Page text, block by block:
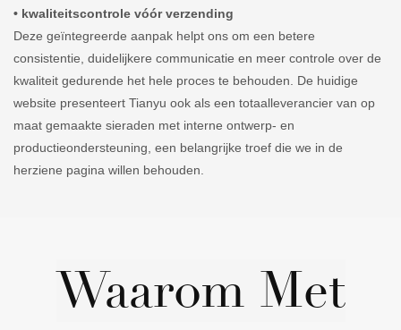
• kwaliteitscontrole vóór verzending
Deze geïntegreerde aanpak helpt ons om een ​​betere
consistentie, duidelijkere communicatie en meer controle over de
kwaliteit gedurende het hele proces te behouden. De huidige
website presenteert Tianyu ook als een totaalleverancier van op
maat gemaakte sieraden met interne ontwerp- en
productieondersteuning, een belangrijke troef die we in de
herziene pagina willen behouden.
Waarom Met